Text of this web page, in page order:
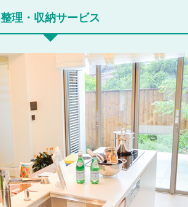
整理・収納サービス